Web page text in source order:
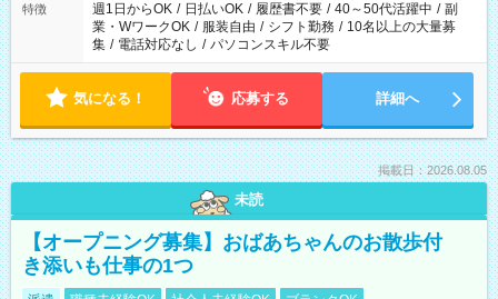
特徴 週1日からOK / 日払いOK / 履歴書不要 / 40～50代活躍中 / 副
業・WワークOK / 服装自由 / シフト勤務 / 10名以上の大量募
集 / 電話対応なし / パソコンスキル不要
気になる！ 応募する 詳細へ
掲載日：2026.08.05
未読
【オープニング募集】おばあちゃんのお散歩付
き添いも仕事の1つ